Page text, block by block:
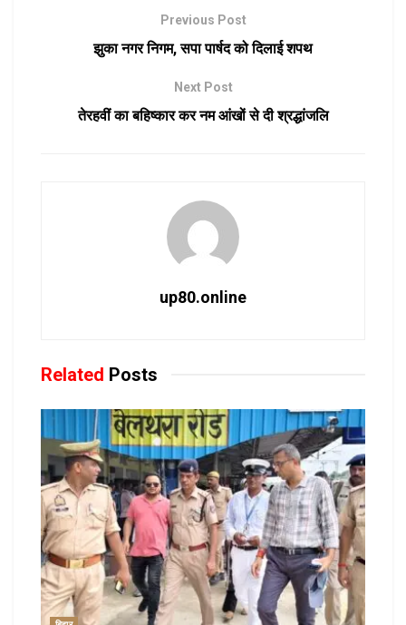
Previous Post
झुका नगर निगम, सपा पार्षद को दिलाई शपथ
Next Post
तेरहवीं का बहिष्कार कर नम आंखों से दी श्रद्धांजलि
up80.online
Related Posts